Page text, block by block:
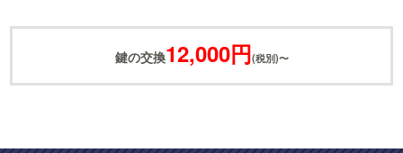
鍵の交換12,000円(税別)〜